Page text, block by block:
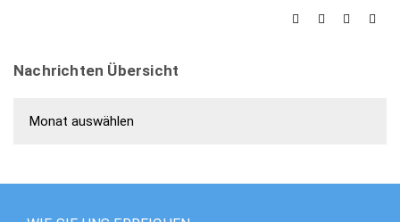
Nachrichten Übersicht